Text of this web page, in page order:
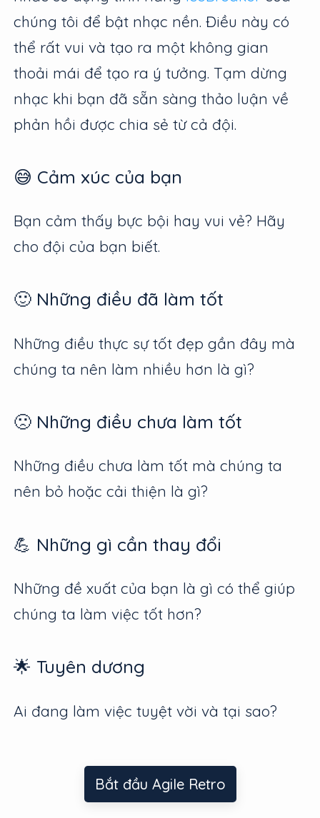
chúng tôi để bật nhạc nền. Điều này có
thể rất vui và tạo ra một không gian
thoải mái để tạo ra ý tưởng. Tạm dừng
nhạc khi bạn đã sẵn sàng thảo luận về
phản hồi được chia sẻ từ cả đội.
😅 Cảm xúc của bạn
Bạn cảm thấy bực bội hay vui vẻ? Hãy
cho đội của bạn biết.
🙂 Những điều đã làm tốt
Những điều thực sự tốt đẹp gần đây mà
chúng ta nên làm nhiều hơn là gì?
🙁 Những điều chưa làm tốt
Những điều chưa làm tốt mà chúng ta
nên bỏ hoặc cải thiện là gì?
💪 Những gì cần thay đổi
Những đề xuất của bạn là gì có thể giúp
chúng ta làm việc tốt hơn?
🌟 Tuyên dương
Ai đang làm việc tuyệt vời và tại sao?
Bắt đầu Agile Retro